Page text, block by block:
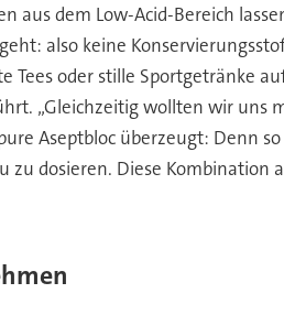
aus dem Low-Acid-Bereich
also keine
Tees oder stille Sportgetränke
„Gleichzeitig wollten wir uns
Aseptbloc überzeugt: Denn
zu dosieren. Diese